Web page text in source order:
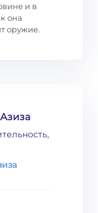
и в
она
оружие.